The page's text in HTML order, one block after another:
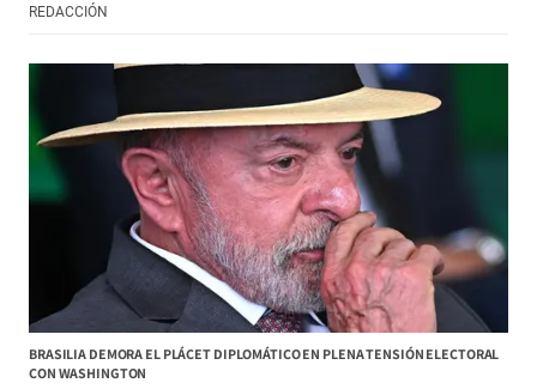
REDACCIÓN
BRASILIA DEMORA EL PLÁCET DIPLOMÁTICO EN PLENA TENSIÓN ELECTORAL
CON WASHINGTON